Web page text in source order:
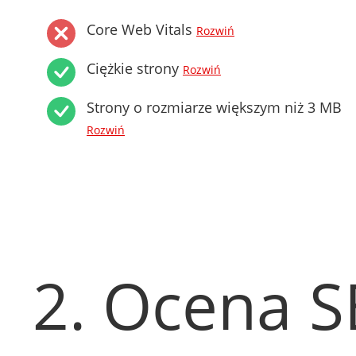
Core Web Vitals Rozwiń
Ciężkie strony Rozwiń
Strony o rozmiarze większym niż 3 MB
Rozwiń
2. Ocena